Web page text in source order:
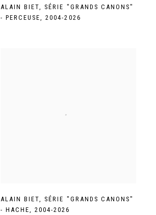
ALAIN BIET, SÉRIE "GRANDS CANONS"
- PERCEUSE,2004-2026
ALAIN BIET, SÉRIE "GRANDS CANONS"
- HACHE,2004-2026